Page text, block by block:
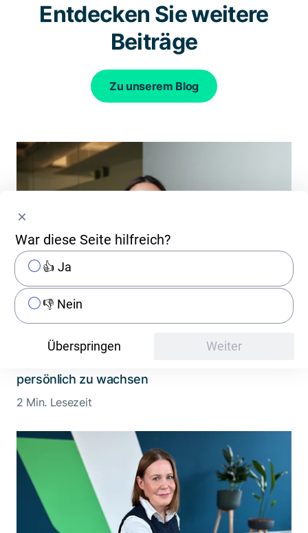
Entdecken Sie weitere
Beiträge
Zu unserem Blog
persönlich zu wachsen
2 Min. Lesezeit
War diese Seite hilfreich?
👍 Ja
👎 Nein
Weiter
Überspringen